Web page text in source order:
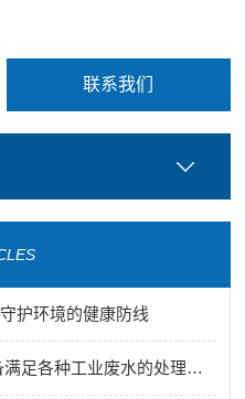
联系我们
护环境的健康防线
MBR膜一体化污水处理设备满足各种工业废水的处理需求